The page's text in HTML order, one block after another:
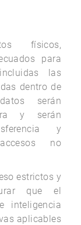
físicos,
para
las
dentro de
serán
y serán
y
no
estrictos y
que el
inteligencia
aplicables